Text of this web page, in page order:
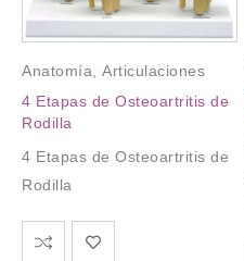
Anatomía
Articulaciones
4 Etapas de Osteoartritis de
Rodilla
4 Etapas de Osteoartritis de
Rodilla